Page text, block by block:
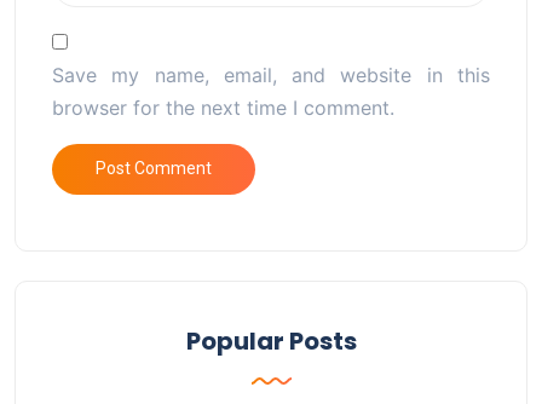
Save my name, email, and website in this
browser for the next time I comment.
Popular Posts